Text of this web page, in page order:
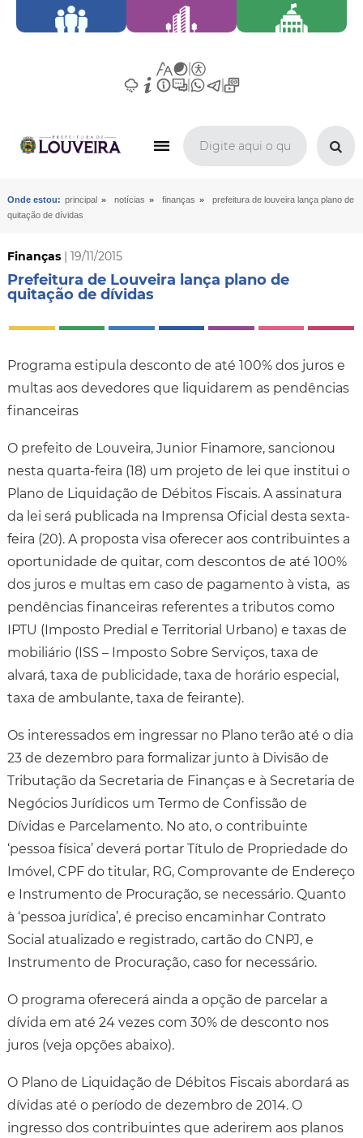
Onde estou: principal » notícias » finanças »
prefeitura de louveira lança plano de
quitação de dívidas
Finanças| 19/11/2015
Prefeitura de Louveira lança plano de
quitação de dívidas
Programa estipula desconto de até 100% dos juros e
multas aos devedores que liquidarem as pendências
financeiras
O prefeito de Louveira, Junior Finamore, sancionou
nesta quarta-feira (18) um projeto de lei que institui o
Plano de Liquidação de Débitos Fiscais. A assinatura
da lei será publicada na Imprensa Oficial desta sexta-
feira (20). A proposta visa oferecer aos contribuintes a
oportunidade de quitar, com descontos de até 100%
dos juros e multas em caso de pagamento à vista, as
pendências financeiras referentes a tributos como
IPTU (Imposto Predial e Territorial Urbano) e taxas de
mobiliário (ISS – Imposto Sobre Serviços, taxa de
alvará, taxa de publicidade, taxa de horário especial,
taxa de ambulante, taxa de feirante).
Os interessados em ingressar no Plano terão até o dia
23 de dezembro para formalizar junto à Divisão de
Tributação da Secretaria de Finanças e à Secretaria de
Negócios Jurídicos um Termo de Confissão de
Dívidas e Parcelamento. No ato, o contribuinte
‘pessoa física’ deverá portar Título de Propriedade do
Imóvel, CPF do titular, RG, Comprovante de Endereço
e Instrumento de Procuração, se necessário. Quanto
à ‘pessoa jurídica’, é preciso encaminhar Contrato
Social atualizado e registrado, cartão do CNPJ, e
Instrumento de Procuração, caso for necessário.
O programa oferecerá ainda a opção de parcelar a
dívida em até 24 vezes com 30% de desconto nos
juros (veja opções abaixo).
O Plano de Liquidação de Débitos Fiscais abordará as
dívidas até o período de dezembro de 2014. O
ingresso dos contribuintes que aderirem aos planos